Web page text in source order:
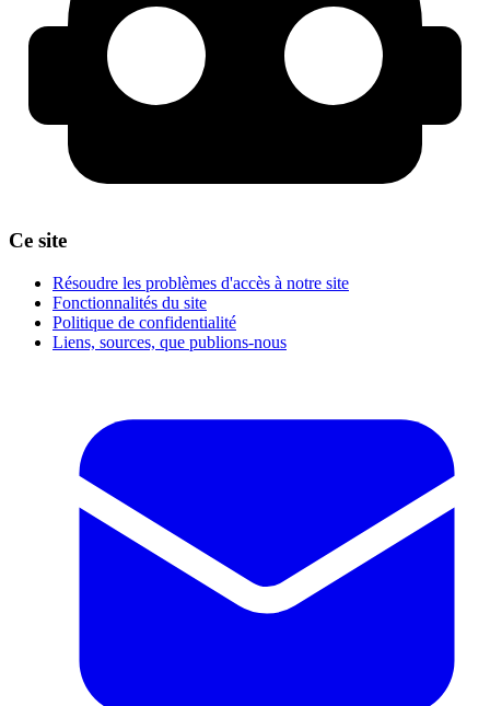
Ce site
Résoudre les problèmes d'accès à notre site
Fonctionnalités du site
Politique de confidentialité
Liens, sources, que publions-nous